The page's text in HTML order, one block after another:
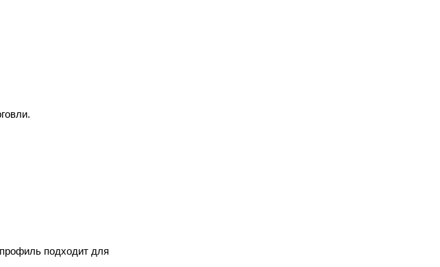
подходит для